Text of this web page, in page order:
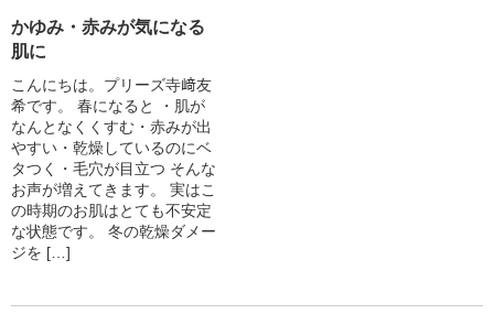
かゆみ・赤みが気になる
肌に
こんにちは。プリーズ寺﨑友
希です。 春になると ・肌が
なんとなくくすむ・赤みが出
やすい・乾燥しているのにベ
タつく・毛穴が目立つ そんな
お声が増えてきます。 実はこ
の時期のお肌はとても不安定
な状態です。 冬の乾燥ダメー
ジを […]